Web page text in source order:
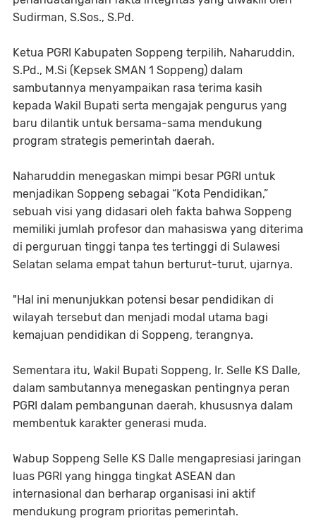
Sudirman, S.Sos., S.Pd.
Ketua PGRI Kabupaten Soppeng terpilih, Naharuddin,
S.Pd., M.Si (Kepsek SMAN 1 Soppeng) dalam
sambutannya menyampaikan rasa terima kasih
kepada Wakil Bupati serta mengajak pengurus yang
baru dilantik untuk bersama-sama mendukung
program strategis pemerintah daerah.
Naharuddin menegaskan mimpi besar PGRI untuk
menjadikan Soppeng sebagai “Kota Pendidikan,”
sebuah visi yang didasari oleh fakta bahwa Soppeng
memiliki jumlah profesor dan mahasiswa yang diterima
di perguruan tinggi tanpa tes tertinggi di Sulawesi
Selatan selama empat tahun berturut-turut, ujarnya.
"Hal ini menunjukkan potensi besar pendidikan di
wilayah tersebut dan menjadi modal utama bagi
kemajuan pendidikan di Soppeng, terangnya.
Sementara itu, Wakil Bupati Soppeng, Ir. Selle KS Dalle,
dalam sambutannya menegaskan pentingnya peran
PGRI dalam pembangunan daerah, khususnya dalam
membentuk karakter generasi muda.
Wabup Soppeng Selle KS Dalle mengapresiasi jaringan
luas PGRI yang hingga tingkat ASEAN dan
internasional dan berharap organisasi ini aktif
mendukung program prioritas pemerintah.